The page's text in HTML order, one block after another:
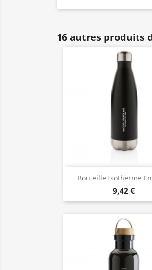
16 autres produits
Bouteille Isotherme
9,42 €
Aperçu